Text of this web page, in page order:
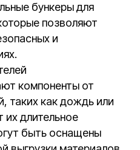
бункеры для
позволяют
и
компоненты от
таких как дождь или
их длительное
быть оснащены